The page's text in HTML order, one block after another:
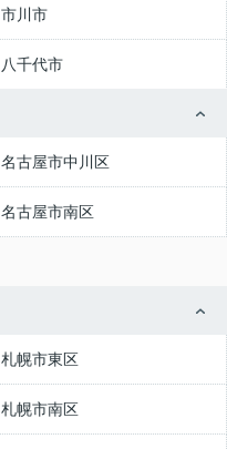
市川市
八千代市
名古屋市中川区
名古屋市南区
札幌市東区
札幌市南区